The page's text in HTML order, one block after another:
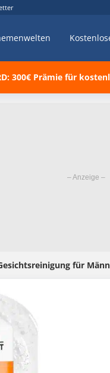
300€ Prämie für
für